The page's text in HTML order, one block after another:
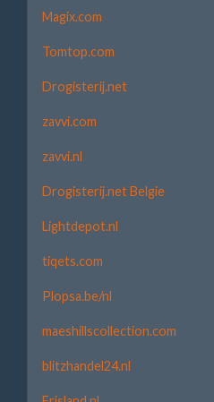
Magix.com
Tomtop.com
Drogisterij.net
zavvi.com
zavvi.nl
Drogisterij.net Belgie
Lightdepot.nl
tiqets.com
Plopsa.be/nl
maeshillscollection.com
blitzhandel24.nl